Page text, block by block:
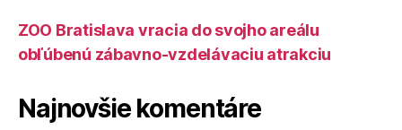
ZOO Bratislava vracia do svojho areálu
obľúbenú zábavno-vzdelávaciu atrakciu
Najnovšie komentáre